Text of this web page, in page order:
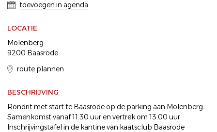
toevoegen in agenda
LOCATIE
Molenberg
9200 Baasrode
route plannen
BESCHRIJVING
Rondrit met start te Baasrode op de parking aan Molenberg.
Samenkomst vanaf 11.30 uur en vertrek om 13.00 uur.
Inschrijvingstafel in de kantine van kaatsclub Baasrode